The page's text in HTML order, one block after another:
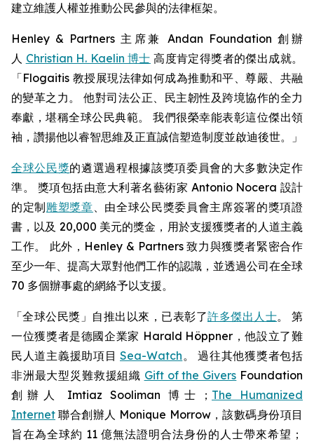
建立維護人權並推動公民參與的法律框架。
Henley & Partners 主席兼 Andan Foundation 創辦
人 Christian H. Kaelin 博士 高度肯定得獎者的傑出成就。
「Flogaitis 教授展現法律如何成為推動和平、尊嚴、共融
的變革之力。 他對司法公正、民主韌性及跨境協作的全力
奉獻，堪稱全球公民典範。 我們很榮幸能表彰這位傑出領
袖，讚揚他以睿智思維及正直誠信塑造制度並啟迪後世。」
全球公民獎的遴選過程根據該獎項委員會的大多數決定作
準。 獎項包括由意大利著名藝術家 Antonio Nocera 設計
的定制雕塑獎章、由全球公民獎委員會主席簽署的獎項證
書，以及 20,000 美元的獎金，用於支援獲獎者的人道主義
工作。 此外，Henley & Partners 致力與獲獎者緊密合作
至少一年、提高大眾對他們工作的認識，並透過公司在全球
70 多個辦事處的網絡予以支援。
「全球公民獎」自推出以來，已表彰了許多傑出人士。 第
一位獲獎者是德國企業家 Harald Höppner，他設立了難
民人道主義援助項目Sea-Watch。 過往其他獲獎者包括
非洲最大型災難救援組織 Gift of the Givers Foundation
創辦人 Imtiaz Sooliman 博士； The Humanized
Internet 聯合創辦人 Monique Morrow，該數碼身份項目
旨在為全球約 11 億無法證明合法身份的人士帶來希望；